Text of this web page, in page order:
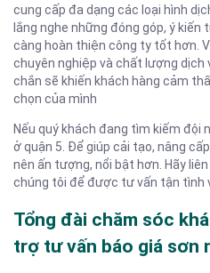
cung cấp đa dạng các loại hình
lắng nghe những đóng góp, ý kiến
càng hoàn thiện công ty tốt hơn.
chuyên nghiệp và chất lượng dịch
chắn sẽ khiến khách hàng cảm
chọn của mình
Nếu quý khách đang tìm kiếm đội
ở quận 5. Để giúp cải tạo, nâng
nên ấn tượng, nổi bật hơn. Hãy
chúng tôi để được tư vấn tận tình
Tổng đài chăm sóc
trợ tư vấn báo giá sơn